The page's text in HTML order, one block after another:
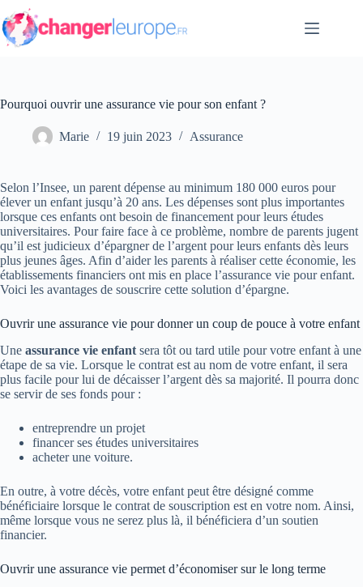
Passer
au
contenu
Pourquoi ouvrir une assurance vie pour son enfant ?
Marie 19 juin 2023 Assurance
Selon l’Insee, un parent dépense au minimum 180 000 euros pour
élever un enfant jusqu’à 20 ans. Les dépenses sont plus importantes
lorsque ces enfants ont besoin de financement pour leurs études
universitaires. Pour faire face à ce problème, nombre de parents jugent
qu’il est judicieux d’épargner de l’argent pour leurs enfants dès leurs
plus jeunes âges. Afin d’aider les parents à réaliser cette économie, les
établissements financiers ont mis en place l’assurance vie pour enfant.
Voici les avantages de souscrire cette solution d’épargne.
Ouvrir une assurance vie pour donner un coup de pouce à votre enfant
Une assurance vie enfant sera tôt ou tard utile pour votre enfant à une
étape de sa vie. Lorsque le contrat est au nom de votre enfant, il sera
plus facile pour lui de décaisser l’argent dès sa majorité. Il pourra donc
se servir de ses fonds pour :
entreprendre un projet
financer ses études universitaires
acheter une voiture.
En outre, à votre décès, votre enfant peut être désigné comme
bénéficiaire lorsque le contrat de souscription est en votre nom. Ainsi,
même lorsque vous ne serez plus là, il bénéficiera d’un soutien
financier.
Ouvrir une assurance vie permet d’économiser sur le long terme